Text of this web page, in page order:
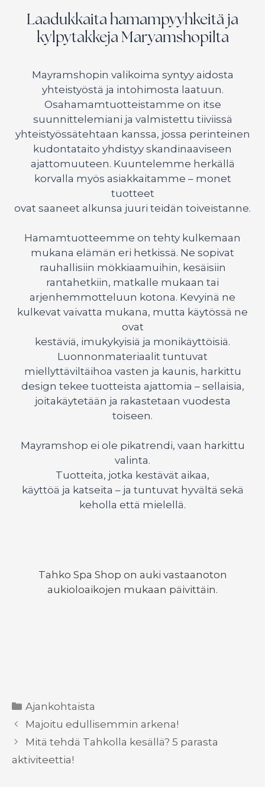
Laadukkaita hamampyyhkeitä ja
kylpytakkeja Maryamshopilta
Mayramshopin valikoima syntyy aidosta
yhteistyöstä ja intohimosta laatuun.
Osahamamtuotteistamme on itse
suunnittelemiani ja valmistettu tiiviissä
yhteistyössätehtaan kanssa, jossa perinteinen
kudontataito yhdistyy skandinaaviseen
ajattomuuteen. Kuuntelemme herkällä
korvalla myös asiakkaitamme – monet
tuotteet
ovat saaneet alkunsa juuri teidän toiveistanne.
Hamamtuotteemme on tehty kulkemaan
mukana elämän eri hetkissä. Ne sopivat
rauhallisiin mökkiaamuihin, kesäisiin
rantahetkiin, matkalle mukaan tai
arjenhemmotteluun kotona. Kevyinä ne
kulkevat vaivatta mukana, mutta käytössä ne
ovat
kestäviä, imukykyisiä ja monikäyttöisiä.
Luonnonmateriaalit tuntuvat
miellyttäviltäihoa vasten ja kaunis, harkittu
design tekee tuotteista ajattomia – sellaisia,
joitakäytetään ja rakastetaan vuodesta
toiseen.
Mayramshop ei ole pikatrendi, vaan harkittu
valinta.
Tuotteita, jotka kestävät aikaa,
käyttöä ja katseita – ja tuntuvat hyvältä sekä
keholla että mielellä.
Tahko Spa Shop on auki vastaanoton
aukioloaikojen mukaan päivittäin.
Kategoriat
Ajankohtaista
Majoitu edullisemmin arkena!
Mitä tehdä Tahkolla kesällä? 5 parasta
aktiviteettia!